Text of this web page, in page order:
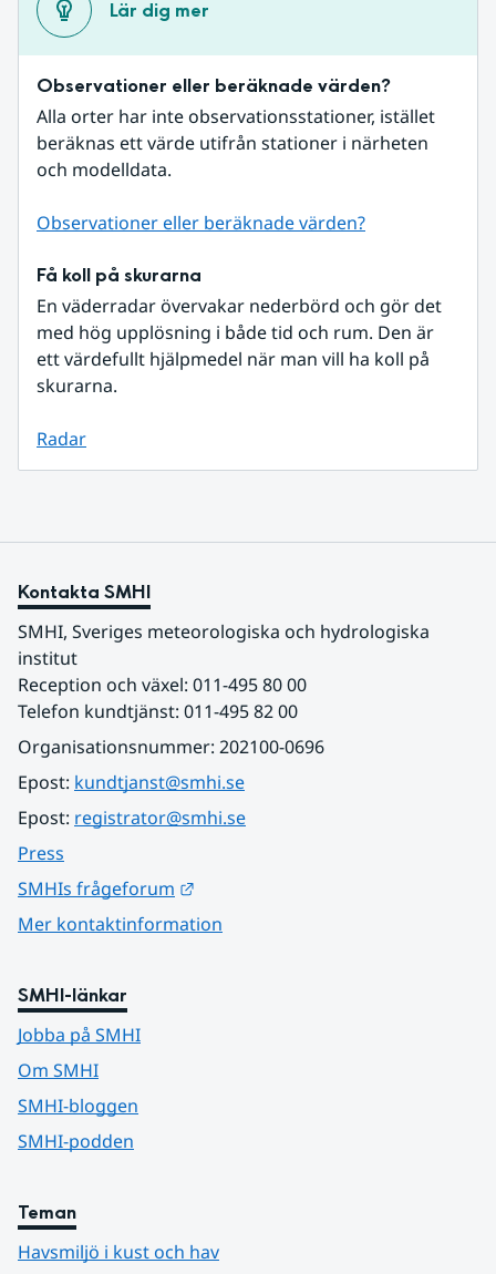
Lär dig mer
Observationer eller beräknade värden?
Alla orter har inte observationsstationer, istället
beräknas ett värde utifrån stationer i närheten
och modelldata.
Observationer eller beräknade värden?
Få koll på skurarna
En väderradar övervakar nederbörd och gör det
med hög upplösning i både tid och rum. Den är
ett värdefullt hjälpmedel när man vill ha koll på
skurarna.
Radar
Kontakta SMHI
SMHI, Sveriges meteorologiska och hydrologiska
institut
Reception och växel: 011-495 80 00
Telefon kundtjänst: 011-495 82 00
Organisationsnummer: 202100-0696
Epost: kundtjanst@smhi.se
Epost: registrator@smhi.se
Press
SMHIs frågeforum
Mer kontaktinformation
SMHI-länkar
Jobba på SMHI
Om SMHI
SMHI-bloggen
SMHI-podden
Teman
Havsmiljö i kust och hav